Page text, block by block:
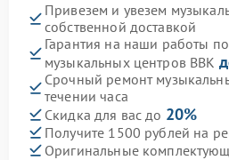
Привезем и увезем
собственной доставкой
Гарантия на наши работы
музыкальных центров BBK
Срочный ремонт
течении часа
Скидка для вас до 20%
Получите 1500 рублей на
Оригинальные